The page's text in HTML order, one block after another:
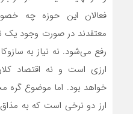
فعالان این حوزه چه
معتقدند در صورت وجود یک
رفع می‌شود. نه نیاز به
ارزی است و نه اقتصاد
خواهد بود. اما موضوع گره
ارز دو نرخی است که به